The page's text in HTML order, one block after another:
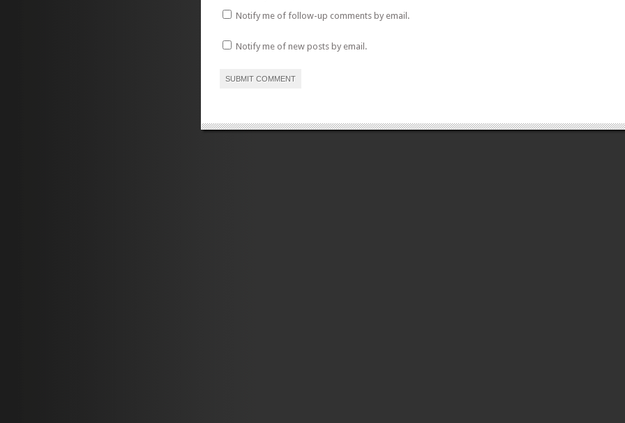
Notify me of follow-up comments by email.
Notify me of new posts by email.